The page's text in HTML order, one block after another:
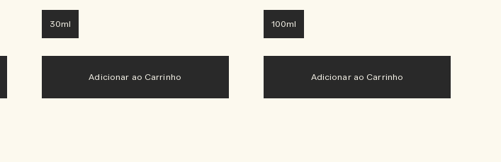
30ml
Adicionar ao Carrinho
100ml
Adicionar ao Carrinho